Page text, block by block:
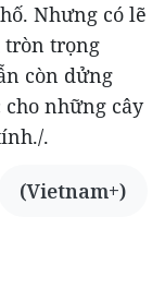
Nhưng có lẽ
tròn trọng
còn dửng
những cây
.
(Vietnam+)